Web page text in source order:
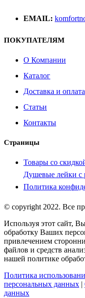
EMAIL:
ПОКУПАТЕЛЯМ
О Компании
Каталог
Доставка и оплата
Статьи
Контакты
Страницы
Товары со
Душевые лейки
Политика
© copyright 2022. Все
Используя этот сайт,
обработку Ваших
привлечением
файлов и средств
нашей политике
Политика
персональных данных |
данных